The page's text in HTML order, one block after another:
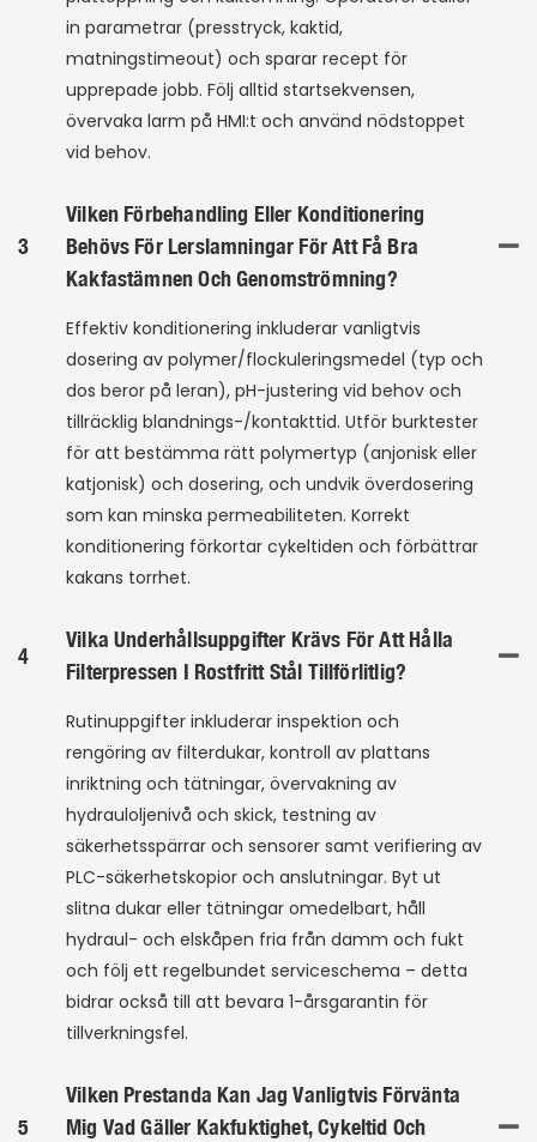
in parametrar (presstryck, kaktid,
matningstimeout) och sparar recept för
upprepade jobb. Följ alltid startsekvensen,
övervaka larm på HMI:t och använd nödstoppet
vid behov.
3
Vilken Förbehandling Eller Konditionering
Behövs För Lerslamningar För Att Få Bra
Kakfastämnen Och Genomströmning?
Effektiv konditionering inkluderar vanligtvis
dosering av polymer/flockuleringsmedel (typ och
dos beror på leran), pH-justering vid behov och
tillräcklig blandnings-/kontakttid. Utför burktester
för att bestämma rätt polymertyp (anjonisk eller
katjonisk) och dosering, och undvik överdosering
som kan minska permeabiliteten. Korrekt
konditionering förkortar cykeltiden och förbättrar
kakans torrhet.
4
Vilka Underhållsuppgifter Krävs För Att Hålla
Filterpressen I Rostfritt Stål Tillförlitlig?
Rutinuppgifter inkluderar inspektion och
rengöring av filterdukar, kontroll av plattans
inriktning och tätningar, övervakning av
hydrauloljenivå och skick, testning av
säkerhetsspärrar och sensorer samt verifiering av
PLC-säkerhetskopior och anslutningar. Byt ut
slitna dukar eller tätningar omedelbart, håll
hydraul- och elskåpen fria från damm och fukt
och följ ett regelbundet serviceschema – detta
bidrar också till att bevara 1-årsgarantin för
tillverkningsfel.
5
Vilken Prestanda Kan Jag Vanligtvis Förvänta
Mig Vad Gäller Kakfuktighet, Cykeltid Och